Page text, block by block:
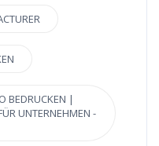
BEDRUCKEN |
UNTERNEHMEN -